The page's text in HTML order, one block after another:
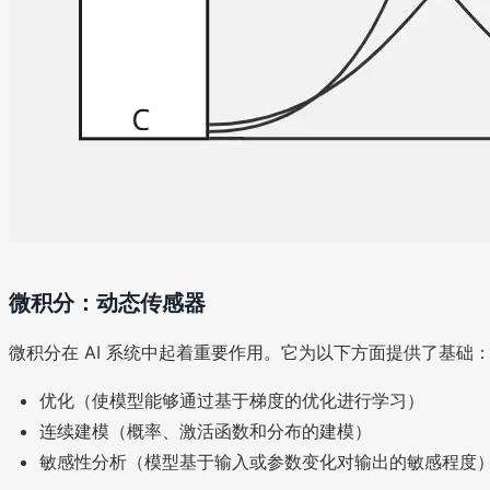
微积分：动态传感器
微积分在 AI 系统中起着重要作用。它为以下方面提供了基础：
优化（使模型能够通过基于梯度的优化进行学习）
连续建模（概率、激活函数和分布的建模）
敏感性分析（模型基于输入或参数变化对输出的敏感程度